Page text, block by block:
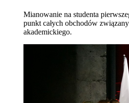
Mianowanie na studenta
punkt całych obchodów
akademickiego.